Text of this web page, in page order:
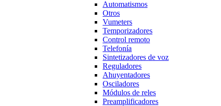
Automatismos
Otros
Vumeters
Temporizadores
Control remoto
Telefonía
Sintetizadores de voz
Reguladores
Ahuyentadores
Osciladores
Módulos de reles
Preamplificadores